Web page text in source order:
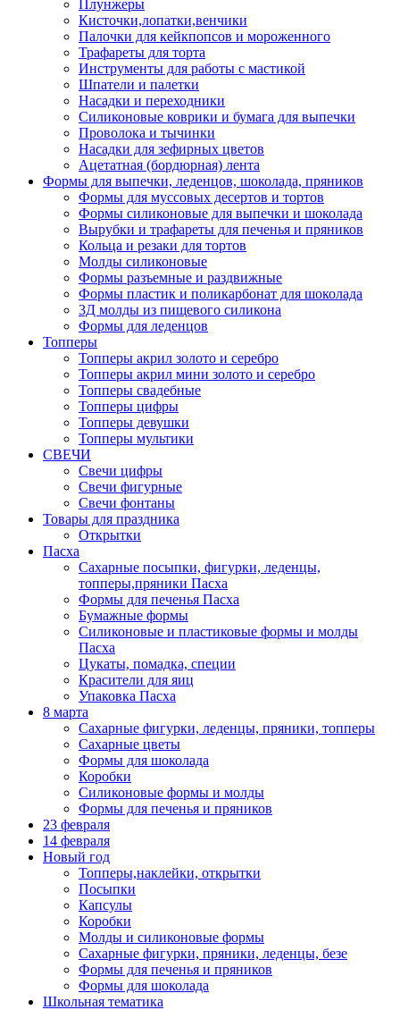
Плунжеры
Кисточки,лопатки,венчики
Палочки для кейкпопсов и мороженного
Трафареты для торта
Инструменты для работы с мастикой
Шпатели и палетки
Насадки и переходники
Силиконовые коврики и бумага для выпечки
Проволока и тычинки
Насадки для зефирных цветов
Ацетатная (бордюрная) лента
Формы для выпечки, леденцов, шоколада, пряников
Формы для муссовых десертов и тортов
Формы силиконовые для выпечки и шоколада
Вырубки и трафареты для печенья и пряников
Кольца и резаки для тортов
Молды силиконовые
Формы разъемные и раздвижные
Формы пластик и поликарбонат для шоколада
3Д молды из пищевого силикона
Формы для леденцов
Топперы
Топперы акрил золото и серебро
Топперы акрил мини золото и серебро
Топперы свадебные
Топперы цифры
Топперы девушки
Топперы мультики
СВЕЧИ
Свечи цифры
Свечи фигурные
Свечи фонтаны
Товары для праздника
Открытки
Пасха
Сахарные посыпки, фигурки, леденцы,
топперы,пряники Пасха
Формы для печенья Пасха
Бумажные формы
Силиконовые и пластиковые формы и молды
Пасха
Цукаты, помадка, специи
Красители для яиц
Упаковка Пасха
8 марта
Сахарные фигурки, леденцы, пряники, топперы
Сахарные цветы
Формы для шоколада
Коробки
Силиконовые формы и молды
Формы для печенья и пряников
23 февраля
14 февраля
Новый год
Топперы,наклейки, открытки
Посыпки
Капсулы
Коробки
Молды и силиконовые формы
Сахарные фигурки, пряники, леденцы, безе
Формы для печенья и пряников
Формы для шоколада
Школьная тематика